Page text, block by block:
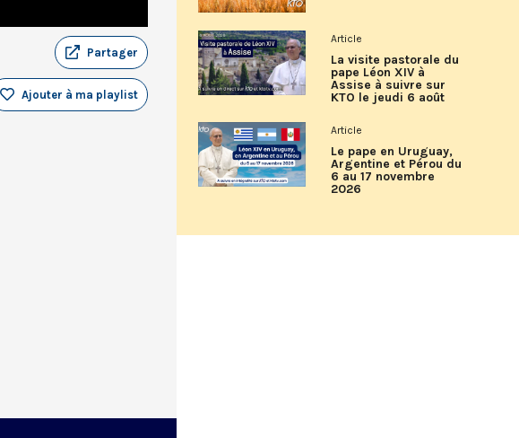
Partager
Ajouter à ma playlist
Article
La visite pastorale du
pape Léon XIV à
Assise à suivre sur
KTO le jeudi 6 août
Article
Le pape en Uruguay,
Argentine et Pérou du
6 au 17 novembre
2026